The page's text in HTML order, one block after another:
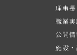
理事
職業
公開情
施設